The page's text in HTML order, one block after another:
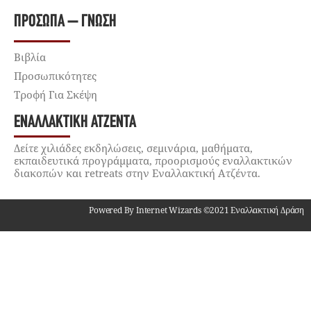
ΠΡΌΣΩΠΑ – ΓΝΏΣΗ
Βιβλία
Προσωπικότητες
Τροφή Για Σκέψη
ΕΝΑΛΛΑΚΤΙΚΉ ΑΤΖΈΝΤΑ
Δείτε χιλιάδες εκδηλώσεις, σεμινάρια, μαθήματα,
εκπαιδευτικά προγράμματα, προορισμούς εναλλακτικών
διακοπών και retreats στην Εναλλακτική Ατζέντα.
Powered By Internet Wizards ©2021 Εναλλακτική Δράση